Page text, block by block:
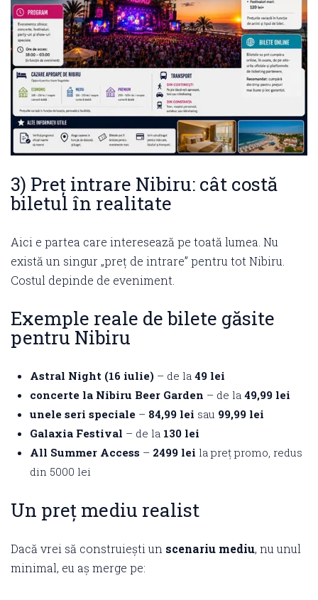
3) Preț intrare Nibiru: cât costă
biletul în realitate
Aici e partea care interesează pe toată lumea. Nu
există un singur „preț de intrare” pentru tot Nibiru.
Costul depinde de eveniment.
Exemple reale de bilete găsite
pentru Nibiru
Astral Night (16 iulie) – de la 49 lei
concerte la Nibiru Beer Garden – de la 49,99 lei
unele seri speciale – 84,99 lei sau 99,99 lei
Galaxia Festival – de la 130 lei
All Summer Access – 2499 lei la preț promo, redus
din 5000 lei
Un preț mediu realist
Dacă vrei să construiești un scenariu mediu, nu unul
minimal, eu aș merge pe: